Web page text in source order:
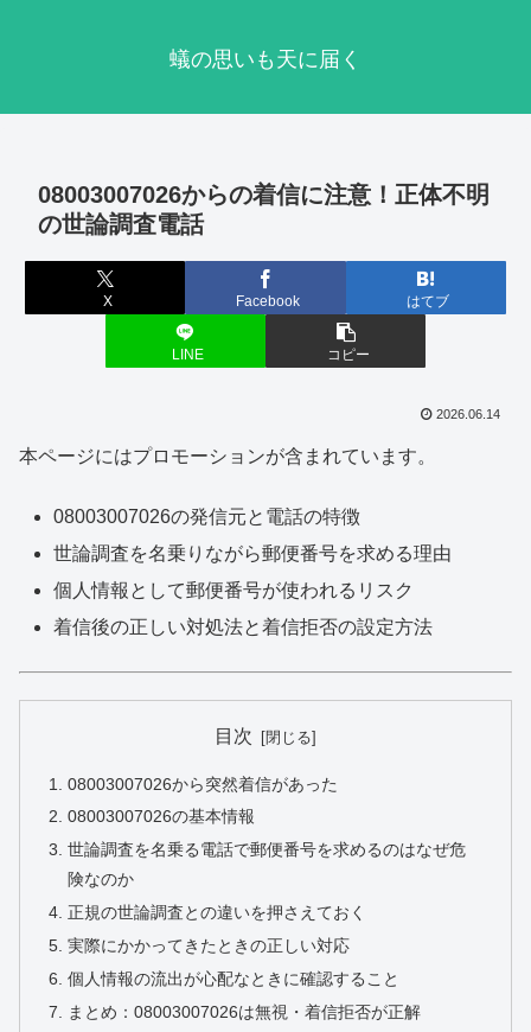
蟻の思いも天に届く
08003007026からの着信に注意！正体不明
の世論調査電話
X Facebook はてブ
LINE コピー
2026.06.14
本ページにはプロモーションが含まれています。
08003007026の発信元と電話の特徴
世論調査を名乗りながら郵便番号を求める理由
個人情報として郵便番号が使われるリスク
着信後の正しい対処法と着信拒否の設定方法
目次
08003007026から突然着信があった
08003007026の基本情報
世論調査を名乗る電話で郵便番号を求めるのはなぜ危
険なのか
正規の世論調査との違いを押さえておく
実際にかかってきたときの正しい対応
個人情報の流出が心配なときに確認すること
まとめ：08003007026は無視・着信拒否が正解